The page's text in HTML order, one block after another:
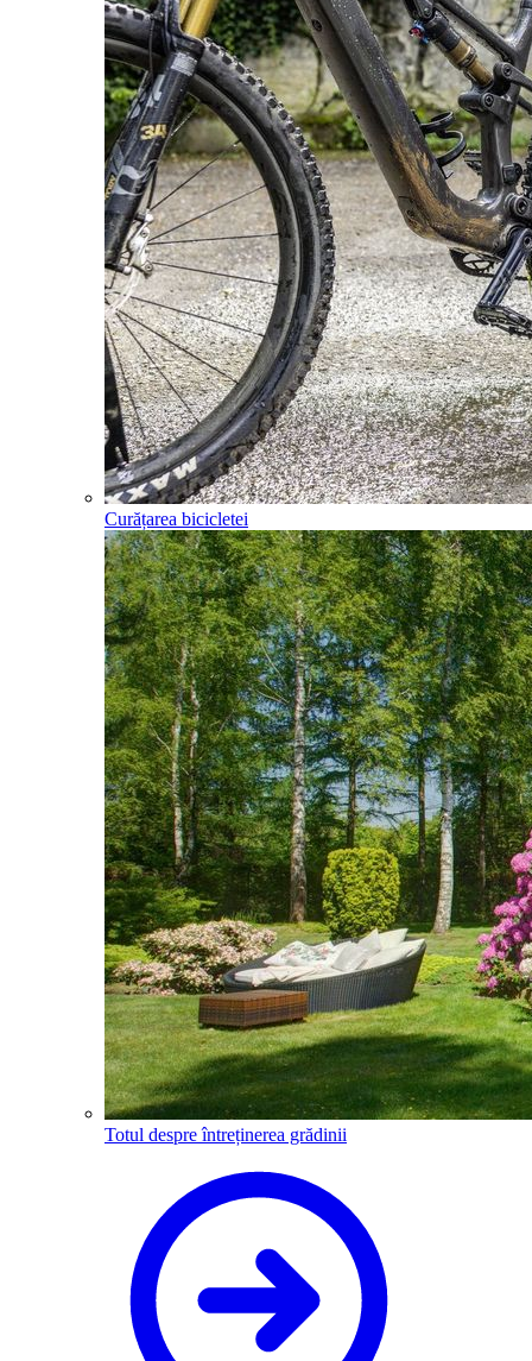
Curățarea bicicletei
Totul despre întreținerea grădinii